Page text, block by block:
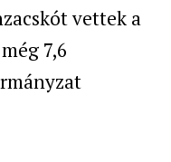
vettek a
7,6